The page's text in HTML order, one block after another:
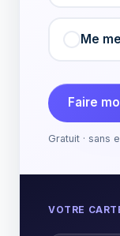
Me
Faire
Gratuit · sans
VOTRE